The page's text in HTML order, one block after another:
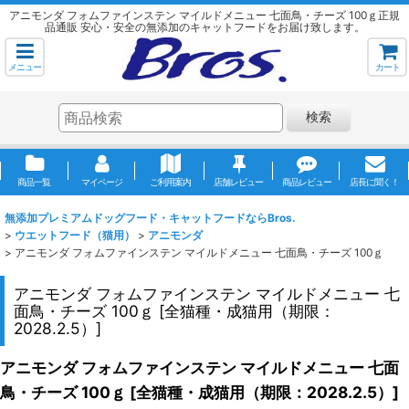
アニモンダ フォムファインステン マイルドメニュー 七面鳥・チーズ 100ｇ正規
品通販 安心・安全の無添加のキャットフードをお届け致します。
メニュー カート
検索
商品一覧 マイページ ご利用案内 店舗レビュー 商品レビュー 店長に聞く！
無添加プレミアムドッグフード・キャットフードならBros.
> ウエットフード（猫用） > アニモンダ
> アニモンダ フォムファインステン マイルドメニュー 七面鳥・チーズ 100ｇ
アニモンダ フォムファインステン マイルドメニュー 七
面鳥・チーズ 100ｇ [全猫種・成猫用（期限：
2028.2.5） ]
アニモンダ フォムファインステン マイルドメニュー 七面
鳥・チーズ 100ｇ [全猫種・成猫用（期限：2028.2.5） ]